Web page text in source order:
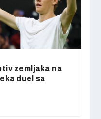
zemljaka na
duel sa